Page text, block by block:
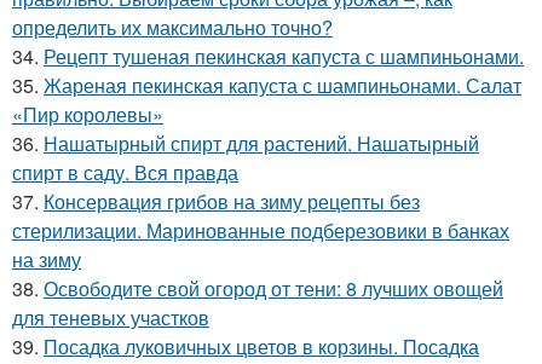
определить их максимально точно?
34. Рецепт тушеная пекинская капуста с шампиньонами.
35. Жареная пекинская капуста с шампиньонами. Салат
«Пир королевы»
36. Нашатырный спирт для растений. Нашатырный
спирт в саду. Вся правда
37. Консервация грибов на зиму рецепты без
стерилизации. Маринованные подберезовики в банках
на зиму
38. Освободите свой огород от тени: 8 лучших овощей
для теневых участков
39. Посадка луковичных цветов в корзины. Посадка